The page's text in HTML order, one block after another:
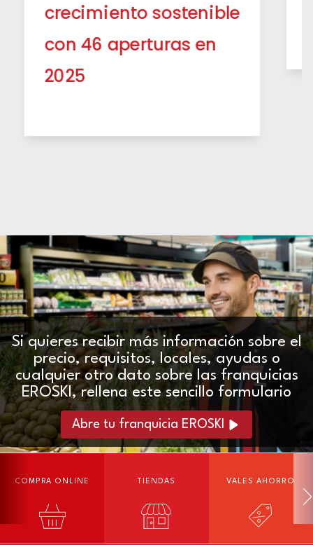
crecimiento sostenible
con 46 aperturas en
2025
Si quieres recibir más información sobre el
precio, requisitos, locales, ayudas o
cualquier otro dato sobre las franquicias
EROSKI, rellena este sencillo formulario
Abre tu franquicia EROSKI
COMPRA ONLINE TIENDAS VALES AHORRO